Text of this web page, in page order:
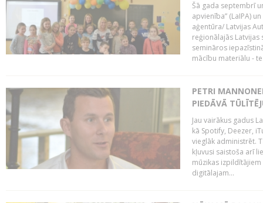
Šā gada septembrī
apvienība” (LaIPA)
aģentūra/ Latvijas
reģionālajās
semināros
mācību materiālu -
PETRI
PIEDĀVĀ
Jau vairākus gadus
kā Spotify, Deezer,
vieglāk administrēt.
kļuvusi saistoša arī
mūzikas
digitālajam...